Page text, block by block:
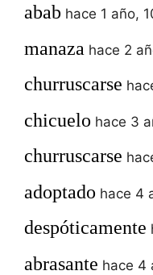
abab hace 1 año,
manaza hace 2
churruscarse
chicuelo hace 3
churruscarse
adoptado hace 4
despóticamente
abrasante hace 4